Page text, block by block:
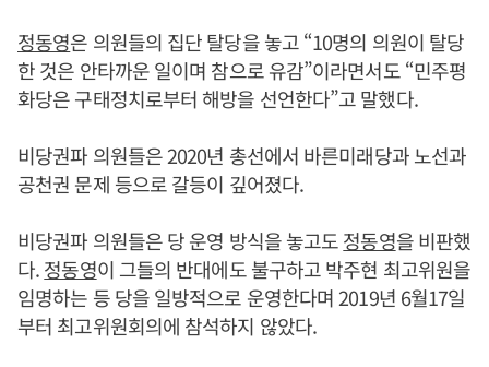
정동영은 의원들의 집단 탈당을 놓고 “10명의 의원이 탈당
한 것은 안타까운 일이며 참으로 유감”이라면서도 “민주평
화당은 구태정치로부터 해방을 선언한다”고 말했다.
비당권파 의원들은 2020년 총선에서 바른미래당과 노선과
공천권 문제 등으로 갈등이 깊어졌다.
비당권파 의원들은 당 운영 방식을 놓고도정동영을 비판했
다.정동영이 그들의 반대에도 불구하고 박주현 최고위원을
임명하는 등 당을 일방적으로 운영한다며 2019년 6월17일
부터 최고위원회의에 참석하지 않았다.